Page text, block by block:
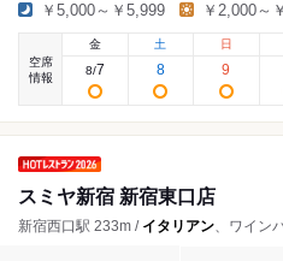
￥5,000～￥5,999 ￥2,000～
空席
情報
金
8/7
土
8
日
9
スミヤ新宿 新宿東口店
新宿西口駅 233m / イタリアン、ワイン